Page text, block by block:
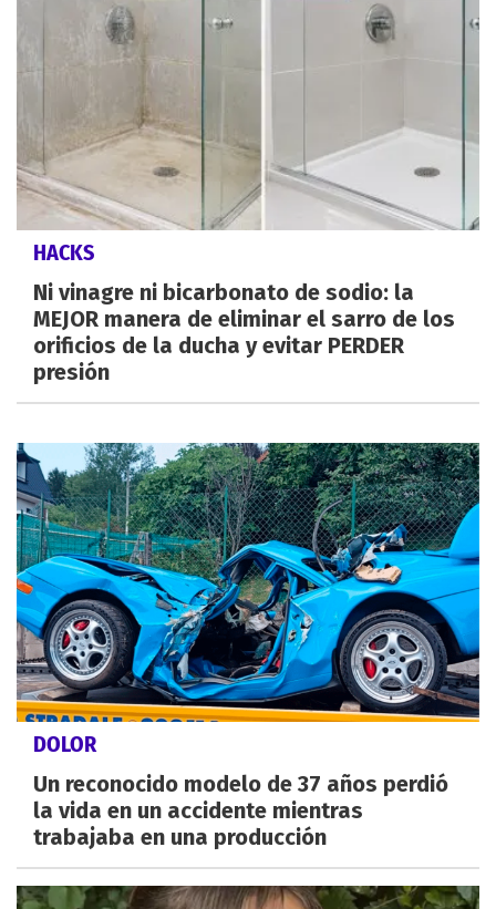
HACKS
Ni vinagre ni bicarbonato de sodio: la
MEJOR manera de eliminar el sarro de los
orificios de la ducha y evitar PERDER
presión
DOLOR
Un reconocido modelo de 37 años perdió
la vida en un accidente mientras
trabajaba en una producción